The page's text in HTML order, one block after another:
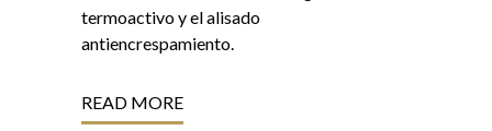
termoactivo y el alisado
antiencrespamiento.
READ MORE